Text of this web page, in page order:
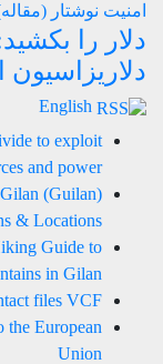
امنیت نوشتار
دلار را
دلاریزاسیون
English
to exploit
and power
(Guilan)
& Locations
Guide to
in Gilan
files VCF?
the European
Union